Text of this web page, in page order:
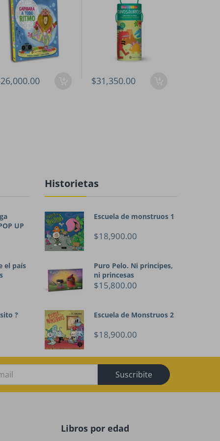
$31,350.00
UP
el país
?
Historietas
Escuela de monstruos 1
$18,900.00
Puro Pelo. Ni principes,
ni princesas
$15,800.00
Escuela de Monstruos 2
$18,900.00
Suscribite
Libros por edad